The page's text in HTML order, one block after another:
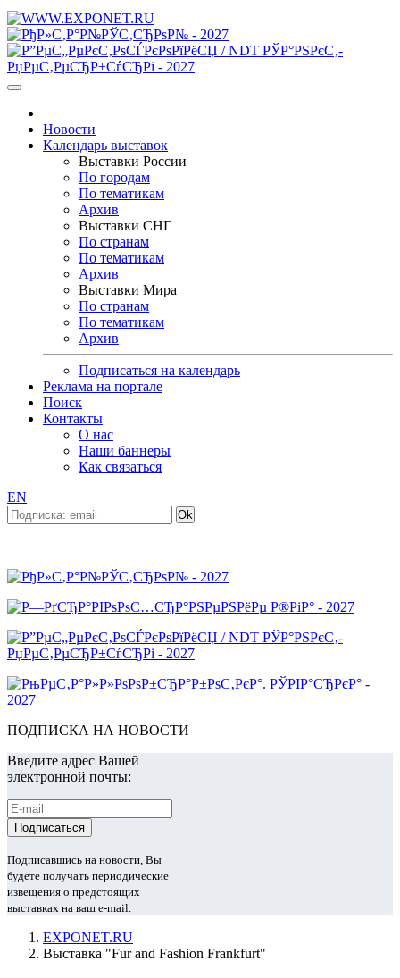
Новости
Календарь выставок
Выставки России
По городам
По тематикам
Архив
Выставки СНГ
По странам
По тематикам
Архив
Выставки Мира
По странам
По тематикам
Архив
Подписаться на календарь
Реклама на портале
Поиск
Контакты
О нас
Наши баннеры
Как связаться
EN
ПОДПИСКА НА НОВОСТИ
Введите адрес Вашей
электронной почты:
Подписавшись на новости, Вы
будете получать периодические
извещения о предстоящих
выставках на ваш e-mail.
EXPONET.RU
Выставка "Fur and Fashion Frankfurt"